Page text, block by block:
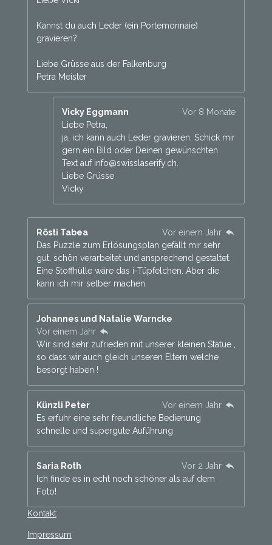
Kannst du auch Leder (ein Portemonnaie)
gravieren?
Liebe Grüsse aus der Falkenburg
Petra Meister
Vicky Eggmann
Vor 8 Monate
Liebe Petra,
ja, ich kann auch Leder gravieren. Schick mir
gern ein Bild oder Deinen gewünschten
Text auf info@swisslaserify.ch.
Liebe Grüsse
Vicky
Rösti Tabea
Vor einem Jahr
Das Puzzle zum Erlösungsplan gefällt mir sehr
gut, schön verarbeitet und ansprechend gestaltet.
Eine Stoffhülle wäre das i-Tüpfelchen. Aber die
kann ich mir selber machen.
Johannes und Natalie Warncke
Vor einem Jahr
Wir sind sehr zufrieden mit unserer kleinen Statue ,
so dass wir auch gleich unseren Eltern welche
besorgt haben !
Künzli Peter
Vor einem Jahr
Es erfuhr eine sehr freundliche Bedienung
schnelle und supergute Auführung
Saria Roth
Vor 2 Jahr
Ich finde es in echt noch schöner als auf dem
Foto!
Kontakt
Impressum